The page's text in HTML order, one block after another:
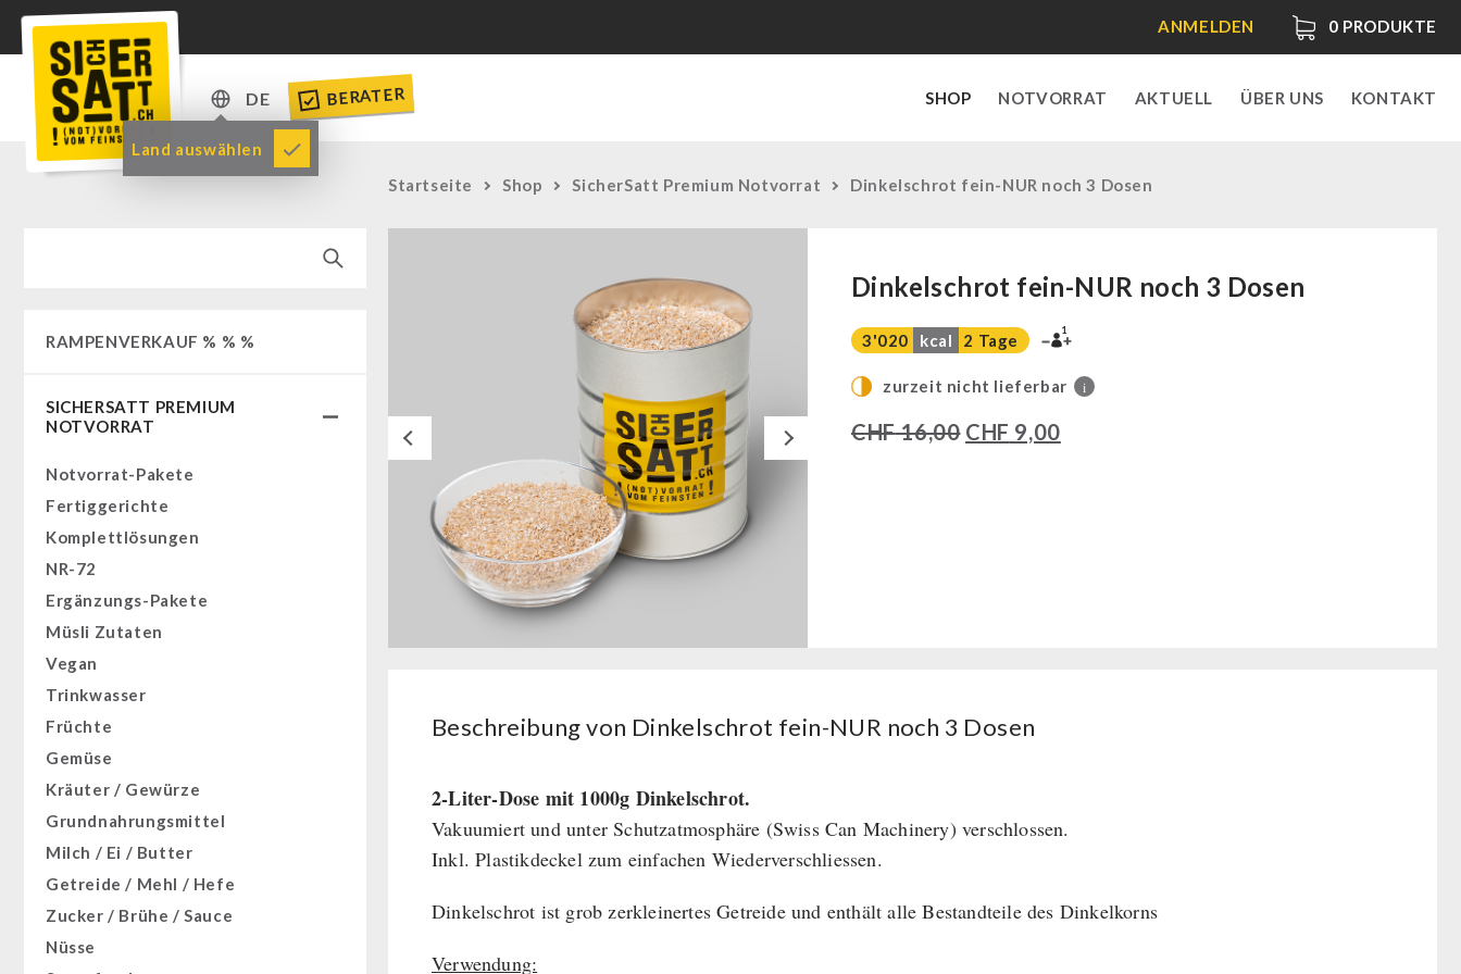
0 PRODUKTE
ANMELDEN
SHOP NOTVORRAT AKTUELL ÜBER UNS KONTAKT
DE
DE
EN
Land auswählen
BERATER
RAMPENVERKAUF % % %
SICHERSATT PREMIUM
NOTVORRAT
Notvorrat-Pakete
Fertiggerichte
Komplettlösungen
NR-72
Ergänzungs-Pakete
Müsli Zutaten
Vegan
Trinkwasser
Früchte
Gemüse
Kräuter / Gewürze
Grundnahrungsmittel
Milch / Ei / Butter
Getreide / Mehl / Hefe
Zucker / Brühe / Sauce
Nüsse
Startseite Shop SicherSatt Premium Notvorrat Dinkelschrot fein-NUR noch 3 Dosen
Next
Dinkelschrot fein-NUR noch 3 Dosen
3'020 kcal 2 Tage
1
zurzeit nicht lieferbar i
CHF16,00 CHF 9,00
Beschreibung von Dinkelschrot fein-NUR noch 3 Dosen
2-Liter-Dose mit 1000g Dinkelschrot.
Vakuumiert und unter Schutzatmosphäre (Swiss Can Machinery) verschlossen.
Inkl. Plastikdeckel zum einfachen Wiederverschliessen.
Dinkelschrot ist grob zerkleinertes Getreide und enthält alle Bestandteile des Dinkelkorns
Verwendung: